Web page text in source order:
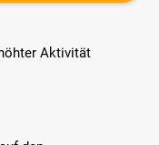
Aktivität